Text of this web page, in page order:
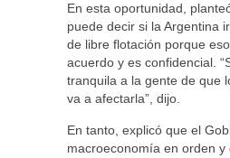
En esta oportunidad,
puede decir si la Argentina
de libre flotación porque
acuerdo y es confidencial.
tranquila a la gente de que
va a afectarla”, dijo.
En tanto, explicó que el
macroeconomía en orden y